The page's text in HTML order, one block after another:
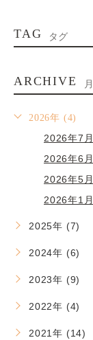
TAG タグ
ARCHIVE
2026年 (4)
2026年7
2026年6
2026年5
2026年1
2025年 (7)
2024年 (6)
2023年 (9)
2022年 (4)
2021年 (14)